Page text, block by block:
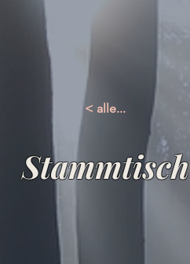
< alle...
Stammtisch